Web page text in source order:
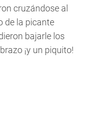
cruzándose al
de la picante
bajarle los
¡y un piquito!